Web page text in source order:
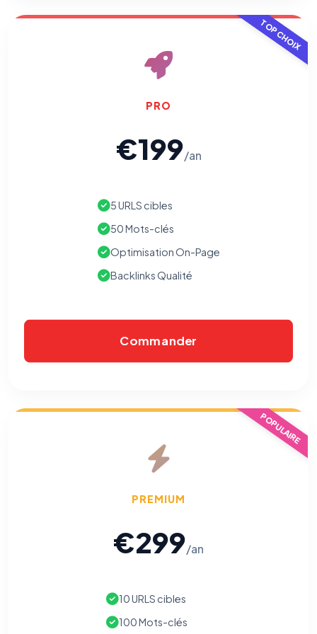
TOP CHOIX
PRO
€199/an
5 URLS cibles
50 Mots-clés
Optimisation On-Page
Backlinks Qualité
Commander
POPULAIRE
PREMIUM
€299/an
10 URLS cibles
100 Mots-clés